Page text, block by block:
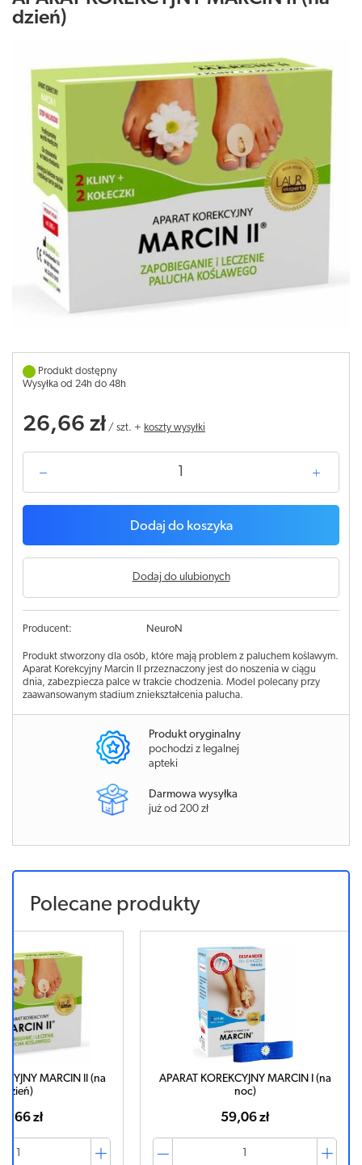
dzień)
Produkt dostępny
Wysyłka od 24h do 48h
26,66 zł / szt. + koszty wysyłki
Dodaj do koszyka
Dodaj do ulubionych
Producent: NeuroN
Produkt stworzony dla osób, które mają problem z paluchem koślawym.
Aparat Korekcyjny Marcin II przeznaczony jest do noszenia w ciągu
dnia, zabezpiecza palce w trakcie chodzenia. Model polecany przy
zaawansowanym stadium zniekształcenia palucha.
Produkt oryginalny
pochodzi z legalnej
apteki
Darmowa wysyłka
już od 200 zł
Polecane produkty
II (na
APARAT KOREKCYJNY MARCIN I (na
Klin na